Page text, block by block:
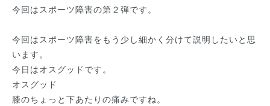
今回はスポーツ障害の第２弾です。
今回はスポーツ障害をもう少し細かく分けて説明したいと思
います。
今日はオスグッドです。
オスグッド
膝のちょっと下あたりの痛みですね。